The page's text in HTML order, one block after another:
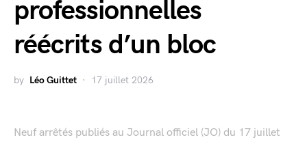
professionnelles
réécrits d’un bloc
by Léo Guittet 17 juillet 2026
Neuf arrêtés publiés au Journal officiel (JO) du 17 juillet